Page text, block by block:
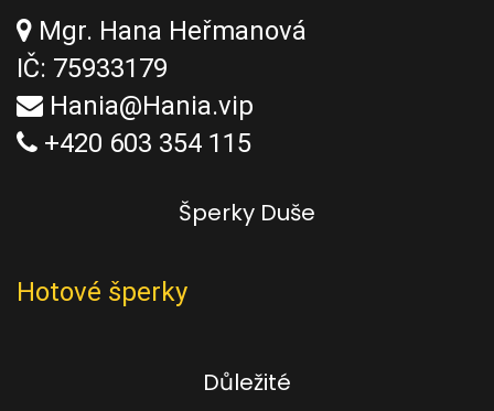
Mgr. Hana Heřmanová
IČ: 75933179
Hania@Hania.vip
+420 603 354 115
Šperky Duše
Hotové šperky
Důležité